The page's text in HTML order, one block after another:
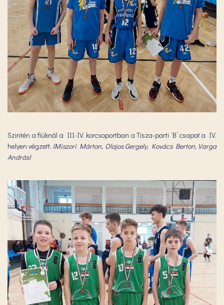
Szintén a fiúknál a III-IV. korcsoportban a Tisza-parti ‘B’ csapat a IV.
helyen végzett. (Miszori Márton, Olajos Gergely, Kovács Berton, Varga
András)